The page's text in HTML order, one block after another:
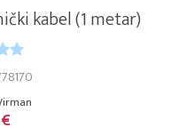
kabel (1 metar)